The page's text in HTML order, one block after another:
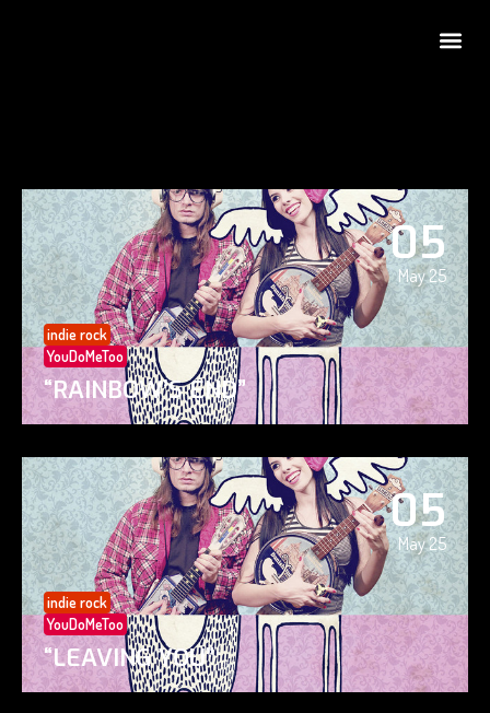
05
May 25
indie rock
YouDoMeToo
“RAINBOW’S END”
05
May 25
indie rock
YouDoMeToo
“LEAVING YOU”